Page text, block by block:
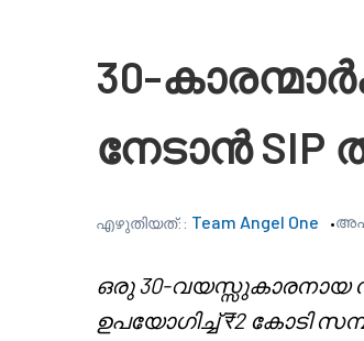
30-
നേടാൻ SIP
എഴുതിയത്:: Team Angel One
ഒരു 30-വയസ്സുകാരനായ
ഉപയോഗിച്ച് ₹2 കോടി